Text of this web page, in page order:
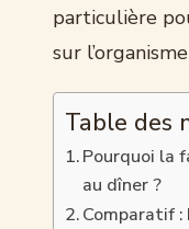
particulière
sur
Table des
Pourquoi la
au dîner ?
Comparatif :